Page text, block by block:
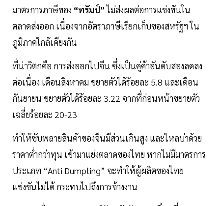
มาตรการภาษีของ “ทรัมป์”ไม่ส่งผลต่อการแข่งขันใน
ตลาดส่งออก เนื่องจากอัตราภาษีเรียกเก็บของสหรัฐฯ ใน
ภูมิภาคใกล้เคียงกัน
ที่น่าวิตกคือ การส่งออกไปจีน ซึ่งเป็นคู่ค้าอันดับสองลดลง
ต่อเนื่อง เดือนสิงหาคม ขยายตัวได้ร้อยละ 5.8 และเดือน
กันยายน ขยายตัวได้ร้อยละ 3.22 จากที่ก่อนหน้าขยายตัว
เฉลี่ยร้อยละ 20-23
ทำให้ซับพลายสินค้าของจีนมีส่วนเกินสูง และไหลบ่าด้วย
ราคาต่ำกว่าทุน เข้ามาแย่งตลาดของไทย หากไม่มีมาตรการ
ประเภท “Anti Dumpling” จะทำให้ผู้ผลิตของไทย
แข่งขันไม่ได้ กระทบไปถึงการจ้างงาน